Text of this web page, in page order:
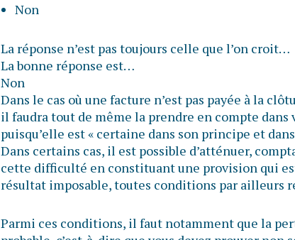
Non
La réponse n’est pas toujours celle que l’on croit…
La bonne réponse est…
Non
Dans le cas où une facture n’est pas payée à la
il faudra tout de même la prendre en compte dans
puisqu’elle est « certaine dans son principe et
Dans certains cas, il est possible d’atténuer,
cette difficulté en constituant une provision qui
résultat imposable, toutes conditions par ailleurs
Parmi ces conditions, il faut notamment que la